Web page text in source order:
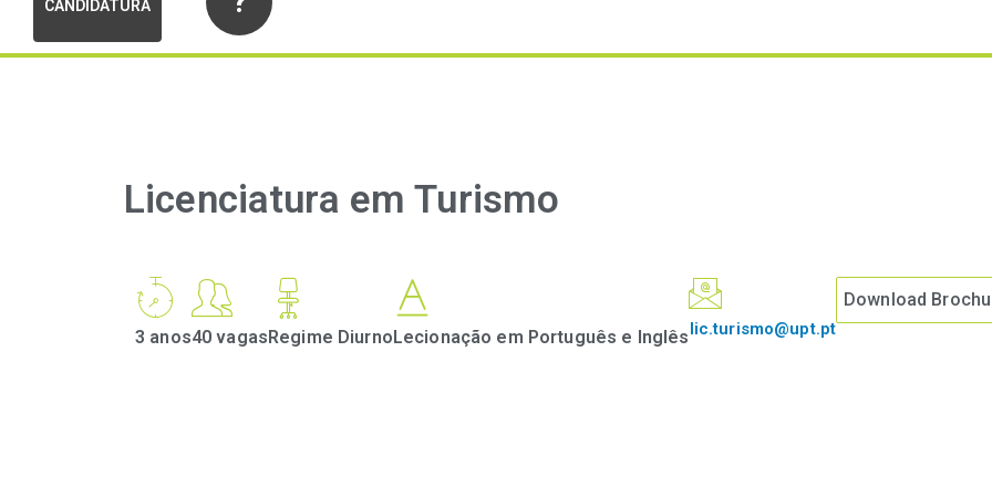
CANDIDATURA
Licenciatura em Turismo
3 anos40 vagasRegime DiurnoLecionação em Português e Inglêslic.turismo@upt.pt
Download